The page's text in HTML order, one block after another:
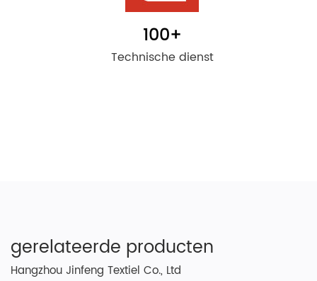
100+
Technische dienst
gerelateerde producten
Hangzhou Jinfeng Textiel Co., Ltd